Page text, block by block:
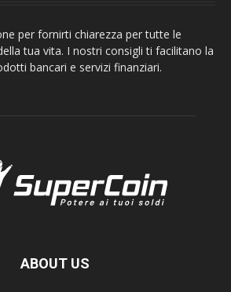
per fornirti chiarezza per tutte le
tua vita. I nostri consigli ti facilitano la
bancari e servizi finanziari.
ABOUT US